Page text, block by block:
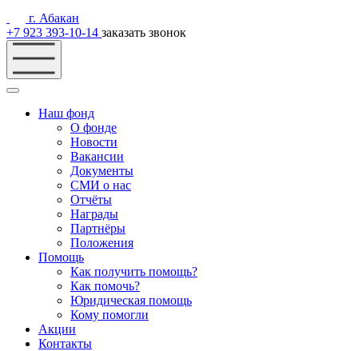
г. Абакан
+7 923 393-10-14 заказать звонок
Наш фонд
О фонде
Новости
Вакансии
Документы
СМИ о нас
Отчёты
Награды
Партнёры
Положения
Помощь
Как получить помощь?
Как помочь?
Юридическая помощь
Кому помогли
Акции
Контакты